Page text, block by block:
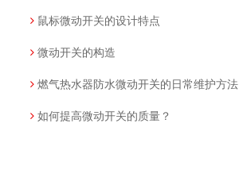
鼠标微动开关的设计特点
微动开关的构造
燃气热水器防水微动开关的日常维护方法
如何提高微动开关的质量？